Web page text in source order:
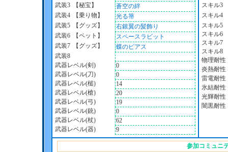
武装3
【秘宝】
蒼空の絆
武装4
【乗り物】
光る箒
武装5
【グッズ】
右銀翼の髪飾り
武装6
【ペット】
スペースラビット
武装7
【グッズ】
蝶のピアス
武装8
武器レベル(剣)
0
武器レベル(刀)
0
武器レベル(槌)
14
武器レベル(槍)
20
武器レベル(弓)
19
武器レベル(銃)
0
武器レベル(杖)
62
武器レベル(器)
9
スキル3
スキル4
スキル5
スキル6
スキル7
スキル8
物理耐性
炎熱耐性
雷電耐性
氷結耐性
光輝耐性
闇黒耐性
参加コミュニ